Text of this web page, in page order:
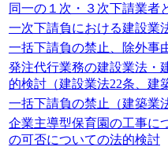
同一の１次・３次下請業者
一次下請負における建設業
一括下請負の禁止、除外事
発注代行業務の建設業法・
的検討（建設業法22条、建
一括下請負の禁止（建築業
企業主導型保育園の工事に
の可否についての法的検討